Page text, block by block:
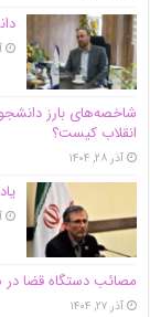
شاخصه‌های بارز
انقلاب کیست؟
آذر ۲۸, ۱۴۰۴
مصائب دستگاه قضا در
آذر ۲۷, ۱۴۰۴